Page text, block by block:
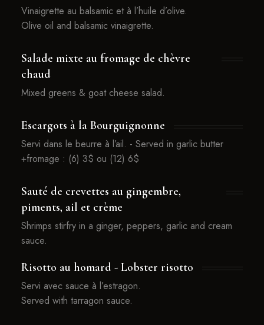
Vinaigrette au balsamic et à l’huile d’olive.
Olive oil and balsamic vinaigrette.
Salade mixte au fromage de chèvre
chaud
Mixed greens & goat cheese salad.
Escargots à la Bourguignonne
Servi dans le beurre à l’ail. - Served in garlic butter
+fromage : (6) 3$ ou (12) 6$
Sauté de crevettes au gingembre,
piments, ail et crème
Shrimps stirfry in a ginger, peppers, garlic and cream
sauce.
Risotto au homard - Lobster risotto
Servi avec sauce à l’estragon.
Served with tarragon sauce.